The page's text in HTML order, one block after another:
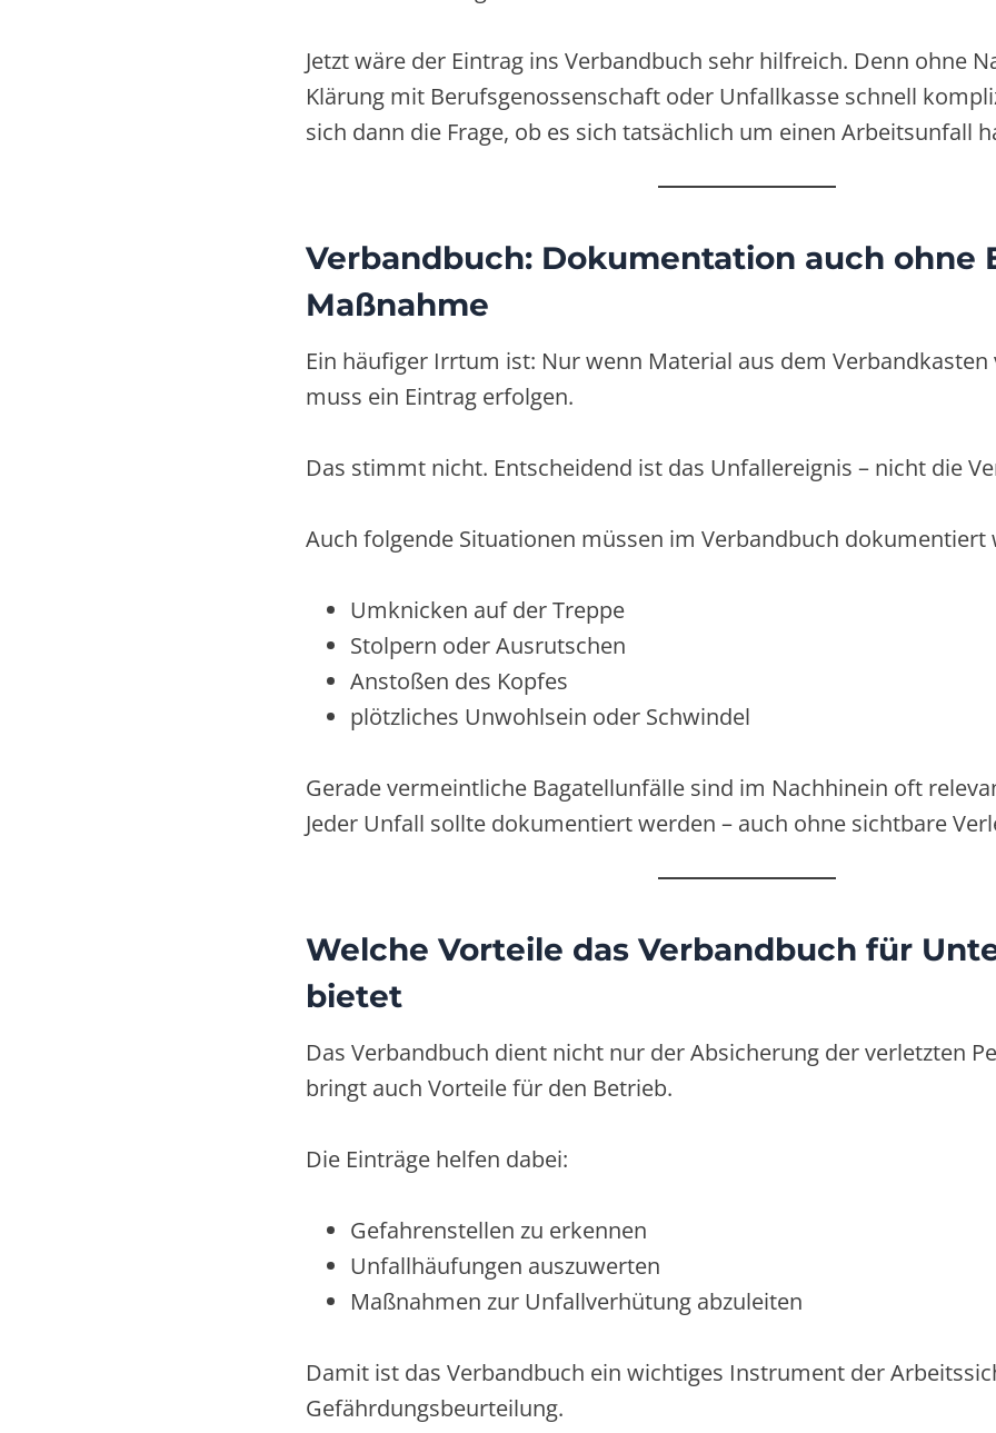
Jetzt wäre der Eintrag ins Verbandbuch sehr hilfreich. Denn ohne
Klärung mit Berufsgenossenschaft oder Unfallkasse schnell
sich dann die Frage, ob es sich tatsächlich um einen Arbeitsunfall
Verbandbuch: Dokumentation auch ohne
Maßnahme
Ein häufiger Irrtum ist: Nur wenn Material aus dem
muss ein Eintrag erfolgen.
Das stimmt nicht. Entscheidend ist das Unfallereignis – nicht die
Auch folgende Situationen müssen im Verbandbuch dokumentiert
Umknicken auf der Treppe
Stolpern oder Ausrutschen
Anstoßen des Kopfes
plötzliches Unwohlsein oder Schwindel
Gerade vermeintliche Bagatellunfälle sind im Nachhinein oft
Jeder Unfall sollte dokumentiert werden – auch ohne sichtbare
Welche Vorteile das Verbandbuch für
bietet
Das Verbandbuch dient nicht nur der Absicherung der verletzten
bringt auch Vorteile für den Betrieb.
Die Einträge helfen dabei:
Gefahrenstellen zu erkennen
Unfallhäufungen auszuwerten
Maßnahmen zur Unfallverhütung abzuleiten
Damit ist das Verbandbuch ein wichtiges Instrument der
Gefährdungsbeurteilung.